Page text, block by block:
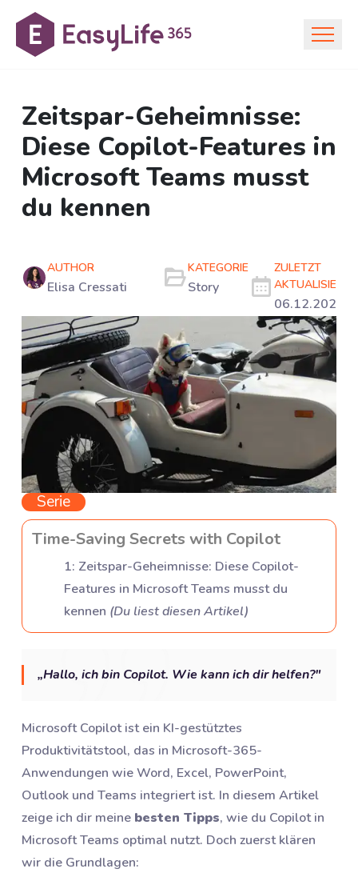
Zeitspar-Geheimnisse:
Diese Copilot-Features in
Microsoft Teams musst
du kennen
AUTHOR
Elisa Cressati
KATEGORIE
Story
ZULETZT
AKTUALISIERT
06.12.2024
Serie
Time-Saving Secrets with Copilot
1: Zeitspar-Geheimnisse: Diese Copilot-
Features in Microsoft Teams musst du
kennen (Du liest diesen Artikel)
„Hallo, ich bin Copilot. Wie kann ich dir helfen?"
Microsoft Copilot ist ein KI-gestütztes
Produktivitätstool, das in Microsoft-365-
Anwendungen wie Word, Excel, PowerPoint,
Outlook und Teams integriert ist. In diesem Artikel
zeige ich dir meine besten Tipps, wie du Copilot in
Microsoft Teams optimal nutzt. Doch zuerst klären
wir die Grundlagen: